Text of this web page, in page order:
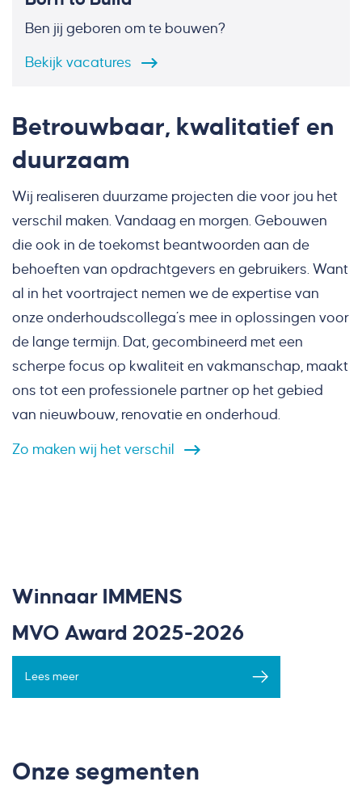
Ben jij geboren om te bouwen?
Bekijk vacatures
Betrouwbaar, kwalitatief en
duurzaam
Wij realiseren duurzame projecten die voor jou het
verschil maken. Vandaag en morgen. Gebouwen
die ook in de toekomst beantwoorden aan de
behoeften van opdrachtgevers en gebruikers. Want
al in het voortraject nemen we de expertise van
onze onderhoudscollega’s mee in oplossingen voor
de lange termijn. Dat, gecombineerd met een
scherpe focus op kwaliteit en vakmanschap, maakt
ons tot een professionele partner op het gebied
van nieuwbouw, renovatie en onderhoud.
Zo maken wij het verschil
Winnaar IMMENS
MVO Award 2025-2026
Lees meer
Onze segmenten